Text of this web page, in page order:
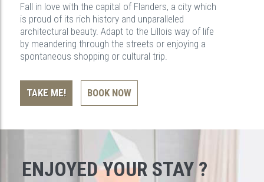
Fall in love with the capital of Flanders, a city which
is proud of its rich history and unparalleled
architectural beauty. Adapt to the Lillois way of life
by meandering through the streets or enjoying a
spontaneous shopping or cultural trip.
TAKE ME! BOOK NOW
ENJOYED YOUR STAY ?